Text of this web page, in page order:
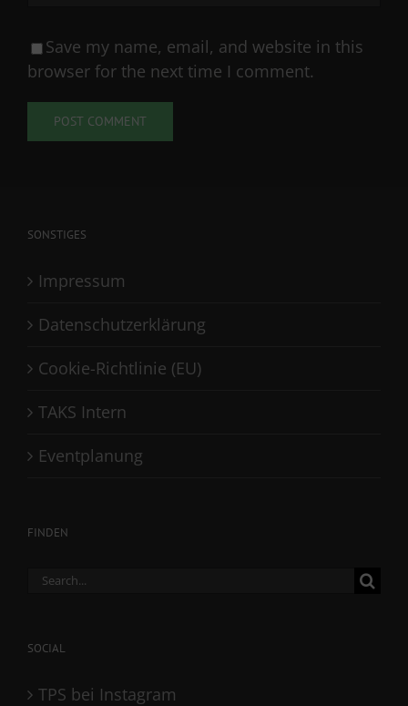
Save my name, email, and website in this
browser for the next time I comment.
SONSTIGES
Impressum
Datenschutzerklärung
Cookie-Richtlinie (EU)
TAKS Intern
Eventplanung
FINDEN
Search
SOCIAL
TPS bei Instagram